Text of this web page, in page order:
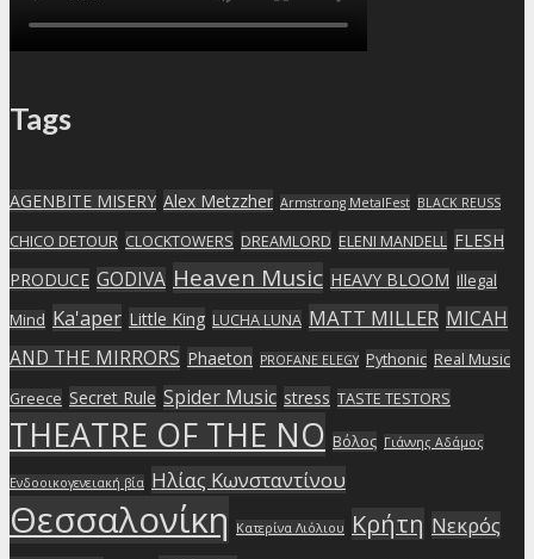
Tags
AGENBITE MISERY Alex Metzzher Armstrong MetalFest BLACK REUSS
CHICO DETOUR CLOCKTOWERS DREAMLORD ELENI MANDELL FLESH
PRODUCE GODIVA Heaven Music HEAVY BLOOM Illegal
Mind Ka'aper Little King LUCHA LUNA MATT MILLER MICAH
AND THE MIRRORS Phaeton PROFANE ELEGY Pythonic Real Music
Greece Secret Rule Spider Music stress TASTE TESTORS
THEATRE OF THE NO Βόλος Γιάννης Αδάμος
Ενδοοικογενειακή βία Ηλίας Κωνσταντίνου
Θεσσαλονίκη Κατερίνα Λιόλιου Κρήτη Νεκρός